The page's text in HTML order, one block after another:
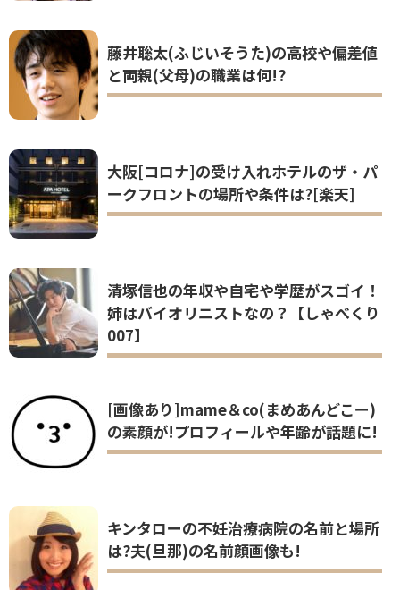
藤井聡太(ふじいそうた)の高校や偏差値
と両親(父母)の職業は何!?
大阪[コロナ]の受け入れホテルのザ・パ
ークフロントの場所や条件は?[楽天]
清塚信也の年収や自宅や学歴がスゴイ！
姉はバイオリニストなの？【しゃべくり
007】
[画像あり]mame＆co(まめあんどこー)
の素顔が!プロフィールや年齢が話題に!
キンタローの不妊治療病院の名前と場所
は?夫(旦那)の名前顔画像も!